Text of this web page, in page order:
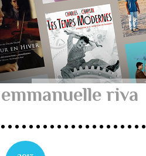
emmanuelle riva